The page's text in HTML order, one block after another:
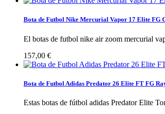
Bota de Futbol Nike Mercurial Vapor 17 Elite FG
El botas de futbol nike air zoom mercurial
157,00 €
Bota de Futbol Adidas Predator 26 Elite FT FG
Estas botas de fútbol adidas Predator Elite